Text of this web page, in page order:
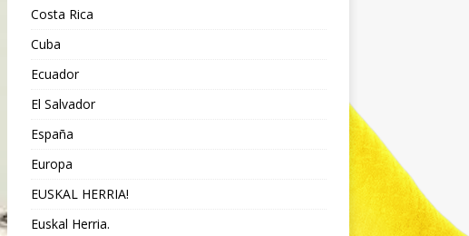
Costa Rica
Cuba
Ecuador
El Salvador
España
Europa
EUSKAL HERRIA!
Euskal Herria.